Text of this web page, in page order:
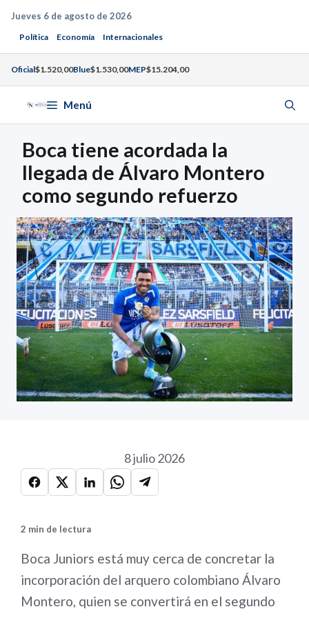
Saltar
contenido
Jueves 6 de agosto de 2026
Política Economía Internacionales
Oficial$1.520,00Blue$1.530,00MEP$15.204,00
Menú
Boca tiene acordada la
llegada de Álvaro Montero
como segundo refuerzo
8 julio 2026
2 min de lectura
Boca Juniors está muy cerca de concretar la
incorporación del arquero colombiano Álvaro
Montero, quien se convertirá en el segundo